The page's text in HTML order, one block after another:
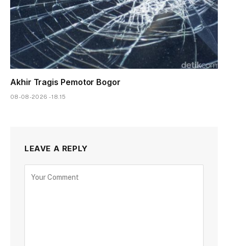
Akhir Tragis Pemotor Bogor
08-08-2026 - 18.15
LEAVE A REPLY